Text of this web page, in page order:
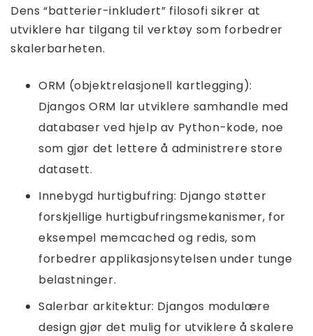
Dens “batterier-inkludert” filosofi sikrer at
utviklere har tilgang til verktøy som forbedrer
skalerbarheten.
ORM (objektrelasjonell kartlegging):
Djangos ORM lar utviklere samhandle med
databaser ved hjelp av Python-kode, noe
som gjør det lettere å administrere store
datasett.
Innebygd hurtigbufring: Django støtter
forskjellige hurtigbufringsmekanismer, for
eksempel memcached og redis, som
forbedrer applikasjonsytelsen under tunge
belastninger.
Salerbar arkitektur: Djangos modulære
design gjør det mulig for utviklere å skalere